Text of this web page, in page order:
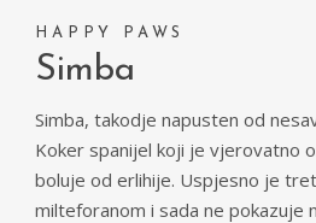
HAPPY PAWS
Simba
Simba, takodje napusten od
Koker spanijel koji je vjerovatno
boluje od erlihije. Uspjesno je
milteforanom i sada ne pokazuje